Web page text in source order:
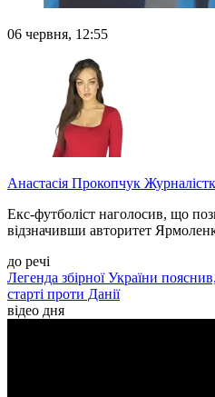
06 червня, 12:55
Анастасія Прокопчук
Екс-футболіст наголосив, що
відзначивши авторитет
до речі
Легенда збірної України
старті проти Данії
відео дня